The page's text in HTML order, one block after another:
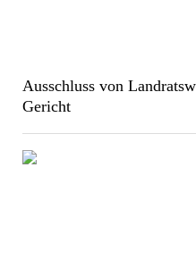
Ausschluss von
Gericht